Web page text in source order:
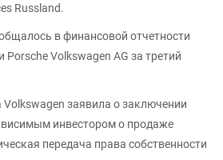
Russland.
в финансовой отчетности
Volkswagen AG за третий
Volkswagen заявила о заключении
инвестором о продаже
передача права собственности